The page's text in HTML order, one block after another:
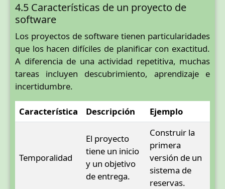
4.5 Características de un proyecto de
software
Los proyectos de software tienen particularidades
que los hacen difíciles de planificar con exactitud.
A diferencia de una actividad repetitiva, muchas
tareas incluyen descubrimiento, aprendizaje e
incertidumbre.
Característica Descripción Ejemplo
Temporalidad
El proyecto
tiene un inicio
y un objetivo
de entrega.
Construir la
primera
versión de un
sistema de
reservas.